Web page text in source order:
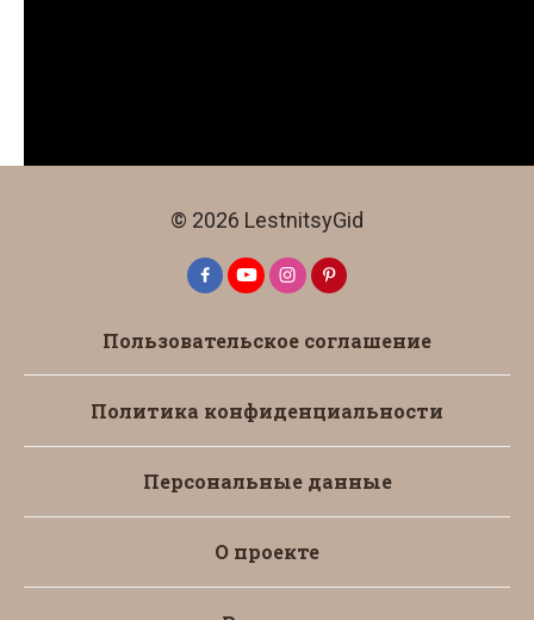
© 2026 LestnitsyGid
Пользовательское соглашение
Политика конфиденциальности
Персональные данные
О проекте